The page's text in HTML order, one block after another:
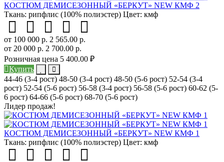
КОСТЮМ ДЕМИСЕЗОННЫЙ «БЕРКУТ» NEW КМФ 2
Ткань: рипфлис (100% полиэстер) Цвет: кмф
от 100 000 р. 2 565.00 р.
от 20 000 р. 2 700.00 р.
Розничная цена 5 400.00 ₽
Купить
44-46 (3-4 рост) 48-50 (3-4 рост) 48-50 (5-6 рост) 52-54 (3-4
рост) 52-54 (5-6 рост) 56-58 (3-4 рост) 56-58 (5-6 рост) 60-62 (5-
6 рост) 64-66 (5-6 рост) 68-70 (5-6 рост)
Лидер продаж!
КОСТЮМ ДЕМИСЕЗОННЫЙ «БЕРКУТ» NEW КМФ 1
Ткань: рипфлис (100% полиэстер) Цвет: кмф